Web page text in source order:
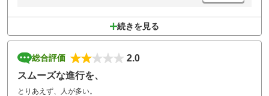
続きを見る
総合評価
2.0
スムーズな進行を、
とりあえず、人が多い。